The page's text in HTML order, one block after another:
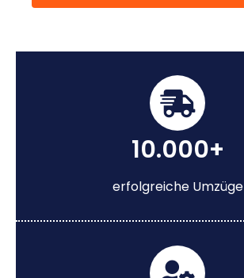
10.000+
erfolgreiche Umzüge